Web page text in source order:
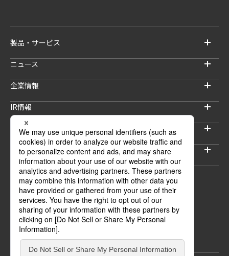
製品・サービス
ニュース
企業情報
IR情報
サステナビリティ
採用情報
セキュリティブログ
ウェブサイトご利用上の注意
プライバシーポリシー
情報セキュリティポリシー